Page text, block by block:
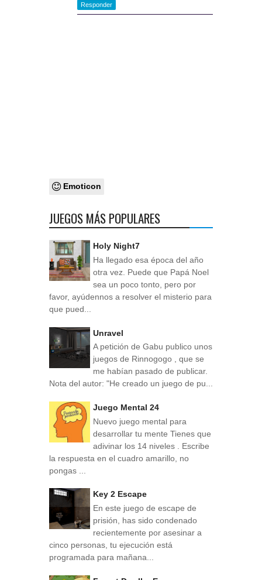
Responder
Emoticon
JUEGOS MÁS POPULARES
Holy Night7
Ha llegado esa época del año
otra vez. Puede que Papá Noel
sea un poco tonto, pero por
favor, ayúdennos a resolver el misterio para
que pued...
Unravel
A petición de Gabu publico unos
juegos de Rinnogogo , que se
me habían pasado de publicar.
Nota del autor: "He creado un juego de pu...
Juego Mental 24
Nuevo juego mental para
desarrollar tu mente Tienes que
adivinar los 14 niveles . Escribe
la respuesta en el cuadro amarillo, no
pongas ...
Key 2 Escape
En este juego de escape de
prisión, has sido condenado
recientemente por asesinar a
cinco personas, tu ejecución está
programada para mañana...